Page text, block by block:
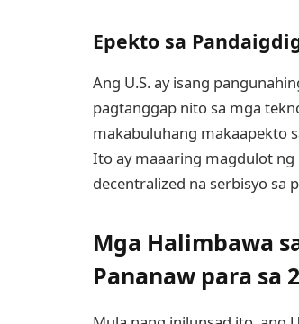
Epekto sa
Ang U.S. ay isang
pagtanggap nito sa mga
makabuluhang makaapekto
Ito ay maaaring magdulot
decentralized na serbisyo sa
Mga Halimbawa
Pananaw para sa